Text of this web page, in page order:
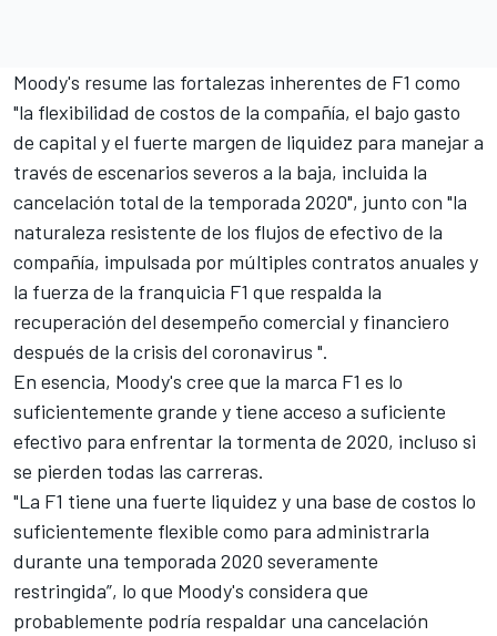
Moody's resume las fortalezas inherentes de F1 como
"la flexibilidad de costos de la compañía, el bajo gasto
de capital y el fuerte margen de liquidez para manejar a
través de escenarios severos a la baja, incluida la
cancelación total de la temporada 2020", junto con "la
naturaleza resistente de los flujos de efectivo de la
compañía, impulsada ​​por múltiples contratos anuales y
la fuerza de la franquicia F1 que respalda la
recuperación del desempeño comercial y financiero
después de la crisis del coronavirus ".
En esencia, Moody's cree que la marca F1 es lo
suficientemente grande y tiene acceso a suficiente
efectivo para enfrentar la tormenta de 2020, incluso si
se pierden todas las carreras.
"La F1 tiene una fuerte liquidez y una base de costos lo
suficientemente flexible como para administrarla
durante una temporada 2020 severamente
restringida”, lo que Moody's considera que
probablemente podría respaldar una cancelación